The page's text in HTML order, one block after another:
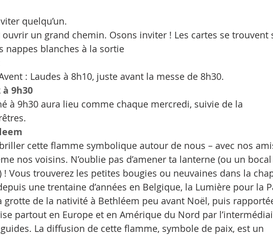
quelqu’un.
un grand chemin. Osons inviter ! Les cartes se trouvent
nappes blanches à la sortie
: Laudes à 8h10, juste avant la messe de 8h30.
à 9h30
à 9h30 aura lieu comme chaque mercredi, suivie de la
cette flamme symbolique autour de nous – avec nos
nos voisins. N’oublie pas d’amener ta lanterne (ou un bocal
! Vous trouverez les petites bougies ou neuvaines dans la
une trentaine d’années en Belgique, la Lumière pour la
grotte de la nativité à Bethléem peu avant Noël, puis
partout en Europe et en Amérique du Nord par
La diffusion de cette flamme, symbole de paix, est un